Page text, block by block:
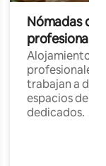
Nómadas
Alojamientos
profesionales
trabajan a
espacios de
dedicados.